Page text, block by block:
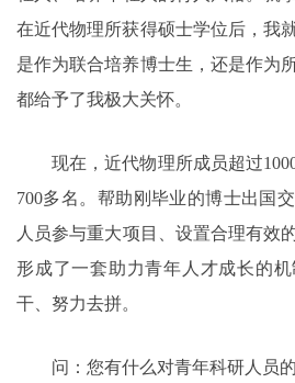
在近代物理所获得硕士学位后，我
是作为联合培养博士生，还是作为
都给予了我极大关怀。
现在，近代物理所成员超过
700多名。帮助刚毕业的博士出国
人员参与重大项目、设置合理有
形成了一套助力青年人才成长的
干、努力去拼。
问：您有什么对青年科研人员